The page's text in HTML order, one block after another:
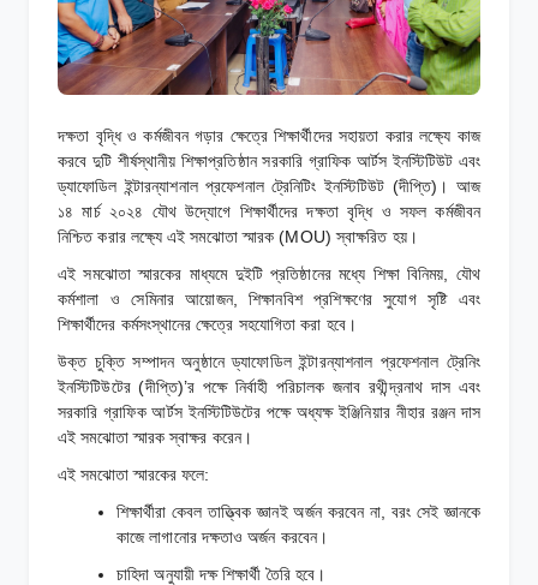
দক্ষতা বৃদ্ধি ও কর্মজীবন গড়ার ক্ষেত্রে শিক্ষার্থীদের সহায়তা করার লক্ষ্যে কাজ
করবে দুটি শীর্ষস্থানীয় শিক্ষাপ্রতিষ্ঠান সরকারি গ্রাফিক আর্টস ইনস্টিটিউট এবং
ড্যাফোডিল ইন্টারন্যাশনাল প্রফেশনাল ট্রেনিটিং ইনস্টিটিউট (দীপ্তি)। আজ
১৪ মার্চ ২০২৪ যৌথ উদ্যোগে শিক্ষার্থীদের দক্ষতা বৃদ্ধি ও সফল কর্মজীবন
নিশ্চিত করার লক্ষ্যে এই সমঝোতা স্মারক (MOU) স্বাক্ষরিত হয়।
এই সমঝোতা স্মারকের মাধ্যমে দুইটি প্রতিষ্ঠানের মধ্যে শিক্ষা বিনিময়, যৌথ
কর্মশালা ও সেমিনার আয়োজন, শিক্ষানবিশ প্রশিক্ষণের সুযোগ সৃষ্টি এবং
শিক্ষার্থীদের কর্মসংস্থানের ক্ষেত্রে সহযোগিতা করা হবে।
উক্ত চুক্তি সম্পাদন অনুষ্ঠানে ড্যাফোডিল ইন্টারন্যাশনাল প্রফেশনাল ট্রেনিং
ইনস্টিটিউটের (দীপ্তি)’র পক্ষে নির্বাহী পরিচালক জনাব রথীন্দ্রনাথ দাস এবং
সরকারি গ্রাফিক আর্টস ইনস্টিটিউটের পক্ষে অধ্যক্ষ ইঞ্জিনিয়ার নীহার রঞ্জন দাস
এই সমঝোতা স্মারক স্বাক্ষর করেন।
এই সমঝোতা স্মারকের ফলে:
শিক্ষার্থীরা কেবল তাত্ত্বিক জ্ঞানই অর্জন করবেন না, বরং সেই জ্ঞানকে
কাজে লাগানোর দক্ষতাও অর্জন করবেন।
চাহিদা অনুযায়ী দক্ষ শিক্ষার্থী তৈরি হবে।